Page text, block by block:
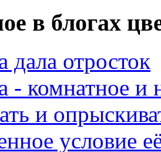
в блогах
дала отросток
- комнатное и
и
условие